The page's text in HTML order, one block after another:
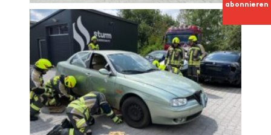
abonnieren